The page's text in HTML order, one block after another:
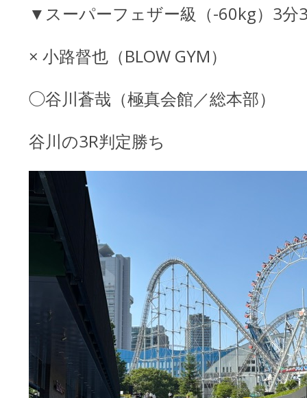
▼スーパーフェザー級（-60kg）3分
× 小路督也（BLOW GYM）
◯谷川蒼哉（極真会館／総本部）
谷川の3R判定勝ち